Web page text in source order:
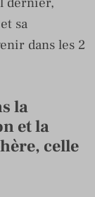
sa
dans les 2
la
et la
celle